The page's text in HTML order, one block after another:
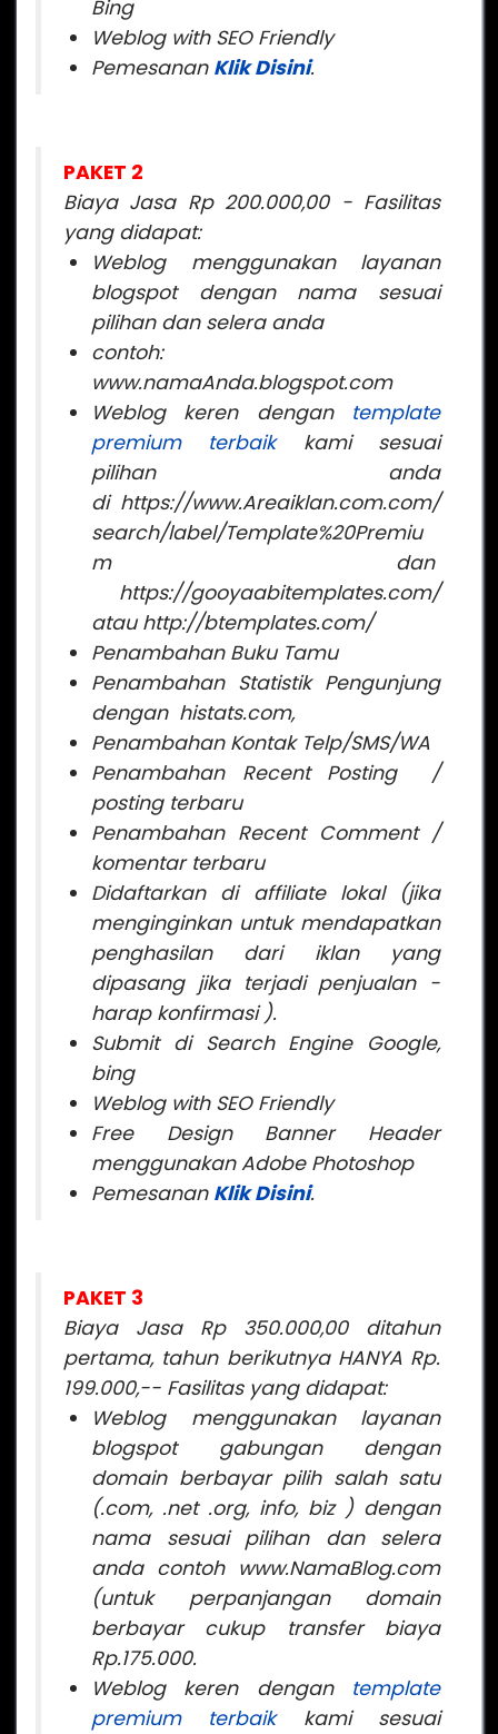
Bing
Weblog with SEO Friendly
Pemesanan Klik Disini.
PAKET 2
Biaya Jasa Rp 200.000,00 - Fasilitas
yang didapat:
Weblog menggunakan layanan
blogspot dengan nama sesuai
pilihan dan selera anda
contoh:
www.namaAnda.blogspot.com
Weblog keren dengan template
premium terbaikkami sesuai
pilihan anda
di https://www.Areaiklan.com.com/
search/label/Template%20Premiu
m dan
https://gooyaabitemplates.com/
atau http://btemplates.com/
Penambahan Buku Tamu
Penambahan Statistik Pengunjung
dengan histats.com,
Penambahan Kontak Telp/SMS/WA
Penambahan Recent Posting /
posting terbaru
Penambahan Recent Comment /
komentar terbaru
Didaftarkan di affiliate lokal (jika
menginginkan untuk mendapatkan
penghasilan dari iklan yang
dipasang jika terjadi penjualan -
harap konfirmasi ).
Submit di Search Engine Google,
bing
Weblog with SEO Friendly
Free Design Banner Header
menggunakan Adobe Photoshop
Pemesanan Klik Disini.
PAKET 3
Biaya Jasa Rp 350.000,00 ditahun
pertama, tahun berikutnya HANYA Rp.
199.000,-- Fasilitas yang didapat:
Weblog menggunakan layanan
blogspot gabungan dengan
domain berbayar pilih salah satu
(.com, .net .org, info, biz ) dengan
nama sesuai pilihan dan selera
anda contoh www.NamaBlog.com
(untuk perpanjangan domain
berbayar cukup transfer biaya
Rp.175.000.
Weblog keren dengan template
premium terbaikkami sesuai